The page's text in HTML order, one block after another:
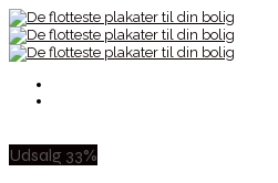
Udsalg 33%